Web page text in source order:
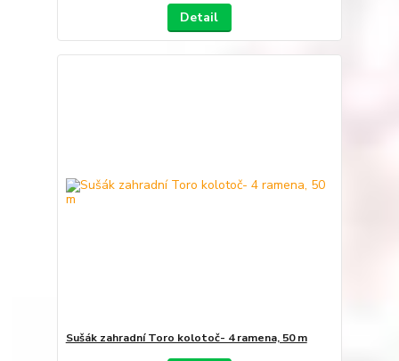
Detail
Sušák zahradní Toro kolotoč- 4 ramena, 50 m